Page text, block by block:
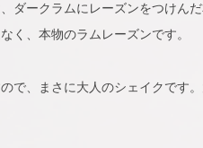
ダークラムにレーズンをつけん
く、本物のラムレーズンです。
で、まさに大人のシェイクです